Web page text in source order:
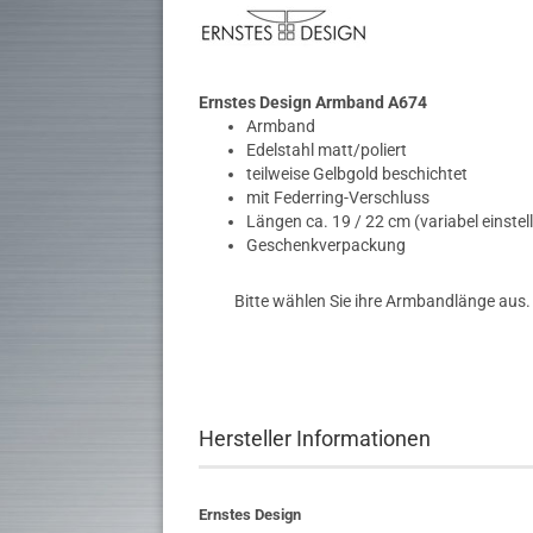
Ernstes Design Armband A674
Armband
Edelstahl matt/poliert
teilweise Gelbgold beschichtet
mit Federring-Verschluss
Längen ca. 19 / 22 cm (variabel
Geschenkverpackung
Bitte wählen Sie ihre Armbandlänge aus.
Hersteller Informationen
Ernstes Design